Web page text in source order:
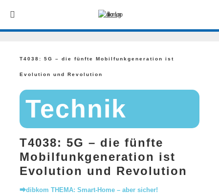
T4038: 5G – die fünfte Mobilfunkgeneration ist
Evolution und Revolution
Technik
T4038: 5G – die fünfte
Mobilfunkgeneration ist
Evolution und Revolution
⮕dibkom THEMA: Smart-Home – aber sicher!